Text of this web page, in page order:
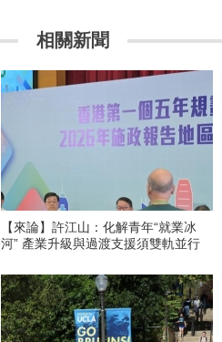
相關新聞
【來論】許江山：化解青年“就業冰
河” 產業升級與過渡支援須雙軌並行